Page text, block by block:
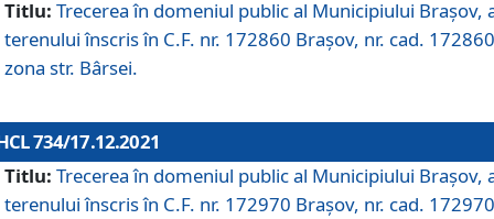
Titlu: Trecerea în domeniul public al Municipiului Braşov,
terenului înscris în C.F. nr. 172860 Brașov, nr. cad.
zona str. Bârsei.
734/17.12.2021
Titlu: Trecerea în domeniul public al Municipiului Braşov,
terenului înscris în C.F. nr. 172970 Brașov, nr. cad.